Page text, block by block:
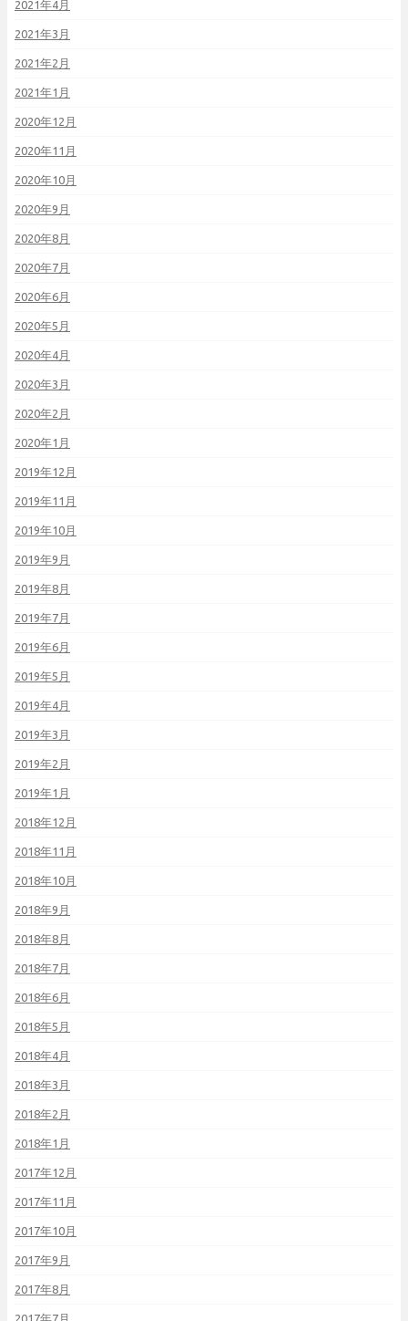
2021年4月
2021年3月
2021年2月
2021年1月
2020年12月
2020年11月
2020年10月
2020年9月
2020年8月
2020年7月
2020年6月
2020年5月
2020年4月
2020年3月
2020年2月
2020年1月
2019年12月
2019年11月
2019年10月
2019年9月
2019年8月
2019年7月
2019年6月
2019年5月
2019年4月
2019年3月
2019年2月
2019年1月
2018年12月
2018年11月
2018年10月
2018年9月
2018年8月
2018年7月
2018年6月
2018年5月
2018年4月
2018年3月
2018年2月
2018年1月
2017年12月
2017年11月
2017年10月
2017年9月
2017年8月
2017年7月